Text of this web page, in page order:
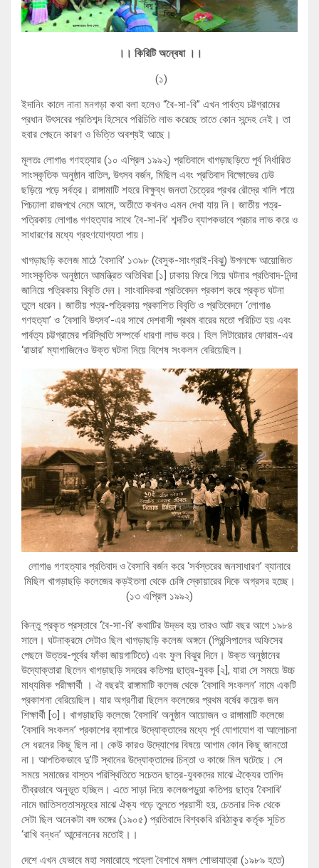
।। কিরিটি অন্বেষা ।।
(১)
ইদানিং কালে নানা মনগড়া কথা বলা হলেও “বৈ-সা-বি” এখন পার্বত্য চট্টগ্রামের
প্রধান উৎসবের প্রতিশব্দ হিসেবে পরিচিতি লাভ করেছে তাতে কোন সন্দেহ নেই। তা
হবার পেছনে কারণ ও ভিত্তি অবশ্যই আছে।
মূলতঃ লোগাঙ গণহত্যার (১০ এপ্রিল ১৯৯২) প্রতিবাদে খাগড়াছড়িতে পূর্ব নির্ধারিত
সাংস্কৃতিক অনুষ্ঠান বাতিল, উৎসব বর্জন, মিছিল এবং প্রতিবাদ বিক্ষোভের ঢেউ
ছড়িয়ে পড়ে সর্বত্র। রাঙ্গামাটি শহরে বিক্ষুব্ধ জনতা চৈত্রের প্রখর রৌদ্রে খালি পায়ে
পিচঢালা রাজপথে নেমে আসে, অতীতে কখনও এমন দেখা যায় নি। জাতীয় পত্র-
পত্রিকায় লোগাঙ গণহত্যার সাথে ‘বৈ-সা-বি’ শব্দটিও ব্যাপকভাবে প্রচার লাভ করে ও
সাধারণের মধ্যে গ্রহণযোগ্যতা পায়।
খাগড়াছড়ি কলেজ মাঠে ‘বৈসাবি’ ১৩৯৮ (বৈসুক-সাংগ্রাই-বিঝু) উপলক্ষে আয়োজিত
সাংস্কৃতিক অনুষ্ঠানে আমন্ত্রিত অতিথিরা [১] ঢাকায় ফিরে গিয়ে ঘটনার প্রতিবাদ-নিন্দা
জানিয়ে পত্রিকায় বিবৃতি দেন। সাংবাদিকরা প্রতিবেদন প্রকাশ করে প্রকৃত ঘটনা
তুলে ধরেন। জাতীয় পত্র-পত্রিকায় প্রকাশিত বিবৃতি ও প্রতিবেদনে ‘লোগাঙ
গণহত্যা’ ও ‘বৈসাবি উৎসব’-এর সাথে দেশবাসী প্রথম বারের মতো পরিচিত হয় এবং
পার্বত্য চট্টগ্রামের পরিস্থিতি সম্পর্কে ধারণা লাভ করে। হিল লিটারেচার ফোরাম-এর
‘রাডার’ ম্যাগাজিনেও উক্ত ঘটনা নিয়ে বিশেষ সংকলন বেরিয়েছিল।
লোগাঙ গণহত্যার প্রতিবাদ ও বৈসাবি বর্জন করে ‘সর্বস্তরের জনসাধারণ’ ব্যানারে
মিছিল খাগড়াছড়ি কলেজের কড়ইতলা থেকে চেঙ্গি স্কোয়ারের দিকে অগ্রসর হচ্ছে।
(১৩ এপ্রিল ১৯৯২)
কিন্তু প্রকৃত প্রস্তাবে ‘বৈ-সা-বি’ কথাটির উদ্ভব হয় তারও আট বছর আগে ১৯৮৪
সালে। ঘটনাক্রমে সেটাও ছিল খাগড়াছড়ি কলেজ অঙ্গনে (প্রিন্সিপালের অফিসের
পেছনে উত্তর-পূর্বের ফাঁকা জায়গাটিতে) এবং ফুল বিঝুর দিনে। উক্ত অনুষ্ঠানের
উদ্যোক্তারা ছিলেন খাগড়াছড়ি সদরের কতিপয় ছাত্র-যুবক [২], যারা সে সময়ে উচ্চ
মাধ্যমিক পরীক্ষার্থী । ঐ বছরই রাঙ্গামাটি কলেজ থেকে ‘বৈসাবি সংকলন’ নামে একটি
প্রকাশনা বেরিয়েছিল। যার অগ্রণীরা ছিলেন কলেজের প্রথম বর্ষের কয়েক জন
শিক্ষার্থী [৩]। খাগড়াছড়ি কলেজে ‘বৈসাবি’ অনুষ্ঠান আয়োজন ও রাঙ্গামাটি কলেজে
‘বৈসাবি সংকলন’ প্রকাশের ব্যাপারে উদ্যোক্তাদের মধ্যে পূর্ব যোগাযোগ বা আলোচনা
সে ধরনের কিছু ছিল না। কেউ কারও উদ্যোগের বিষয়ে আগাম কোন কিছু জানতো
না। আপতিকভাবে দু’টি স্থানের উদ্যোক্তাদের চিন্তা ও কাজে মিল ঘটেছে। সে
সময়ে সমাজের বাস্তব পরিস্থিতিতে সচেতন ছাত্র-যুবকদের মাঝে ঐক্যের তাগিদ
তীব্রভাবে অনুভূত হচ্ছিল। এতে সাড়া দিয়ে কলেজপড়ুয়া কতিপয় ছাত্র ‘বৈসাবি’
নামে জাতিসত্তাসমূহের মাঝে ঐক্য গড়ে তুলতে প্রয়াসী হয়, চেতনার দিক থেকে
সেটা ছিল অনেকটা বঙ্গ ভঙ্গের (১৯০৫) প্রতিবাদে বিশ্বকবি রবিঠাকুর কর্তৃক সূচিত
‘রাখি বন্ধন’ আন্দোলনের মতোই।।
দেশে এখন যেভাবে মহা সমারোহে পহেলা বৈশাখে মঙ্গল শোভাযাত্রা (১৯৮৯ হতে)